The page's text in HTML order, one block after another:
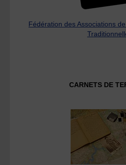
Fédération des Associations
CARNETS DE